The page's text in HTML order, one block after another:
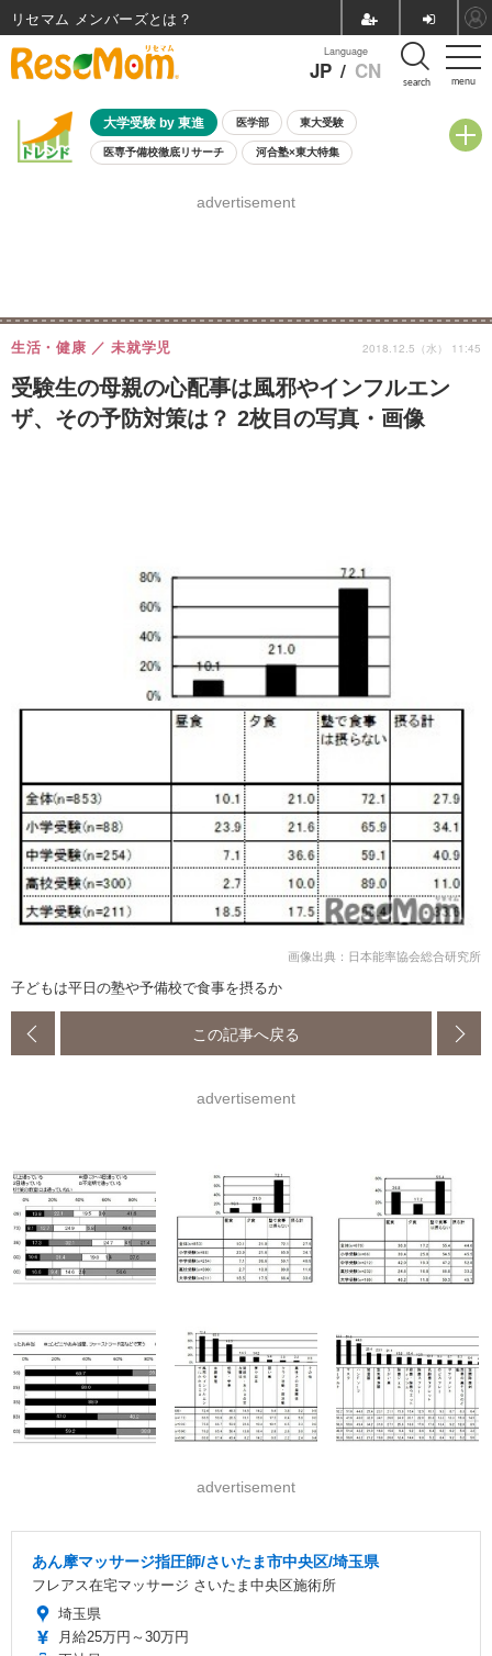
menu
Language
JP / CN search
大学受験 by 東進 医学部 東大受験
医専予備校徹底リサーチ 河合塾×東大特集
8月開催学校説明会・相談会
advertisement
受験生の母親の心配事は風邪やインフルエン
ザ、その予防対策は？ 2枚目の写真・画像
生活・健康 未就学児 2018.12.5（水） 11:45
画像出典：日本能率協会総合研究所
子どもは平日の塾や予備校で食事を摂るか
この記事へ戻る
advertisement
advertisement
あん摩マッサージ指圧師/さいたま市中央区/埼玉県
フレアス在宅マッサージ さいたま中央区施術所
埼玉県
月給25万円～30万円
リセマム メンバーズ